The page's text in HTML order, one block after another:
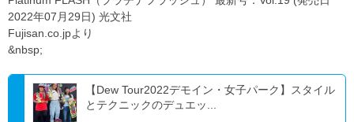
2022年07月29日) 光文社
Fujisan.co.jpより
&nbsp;
【Dew Tour2022デモイン・女子パーク】スタイル
とテクニックのデュエッ...